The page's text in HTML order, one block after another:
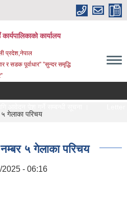
कार्यालय
प्रदेश,नेपाल
र सडक पूर्वाधार” ”सुन्दर समृद्धि
५ गेलाका परिचय
५ गेलाका परिचय
2025 - 06:16